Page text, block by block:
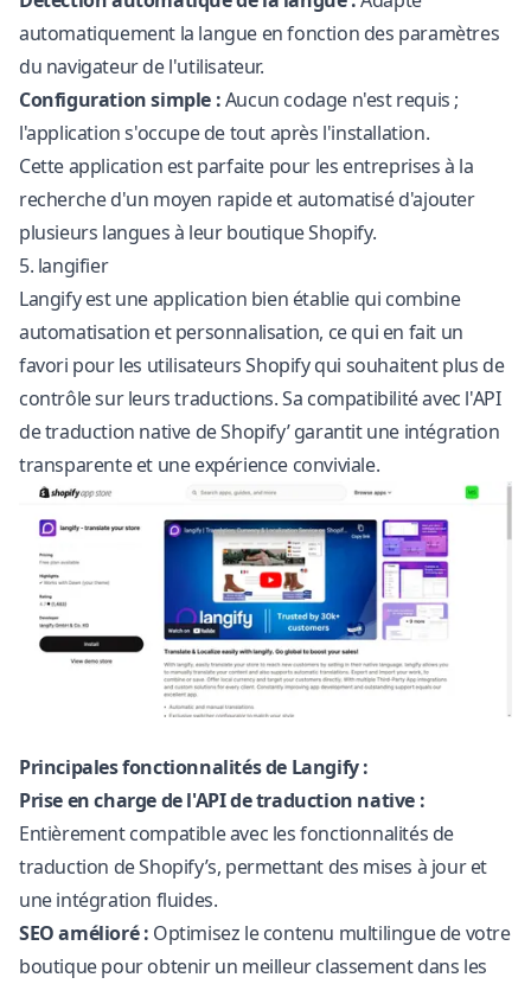
automatiquement la langue en fonction des paramètres
du navigateur de l'utilisateur.
Configuration simple :Aucun codage n'est requis ;
l'application s'occupe de tout après l'installation.
Cette application est parfaite pour les entreprises à la
recherche d'un moyen rapide et automatisé d'ajouter
plusieurs langues à leur boutique Shopify.
5. langifier
Langify est une application bien établie qui combine
automatisation et personnalisation, ce qui en fait un
favori pour les utilisateurs Shopify qui souhaitent plus de
contrôle sur leurs traductions. Sa compatibilité avec l'API
de traduction native de Shopify’ garantit une intégration
transparente et une expérience conviviale.
Principales fonctionnalités de Langify :
Prise en charge de l'API de traduction native :
Entièrement compatible avec les fonctionnalités de
traduction de Shopify’s, permettant des mises à jour et
une intégration fluides.
SEO amélioré : Optimisez le contenu multilingue de votre
boutique pour obtenir un meilleur classement dans les